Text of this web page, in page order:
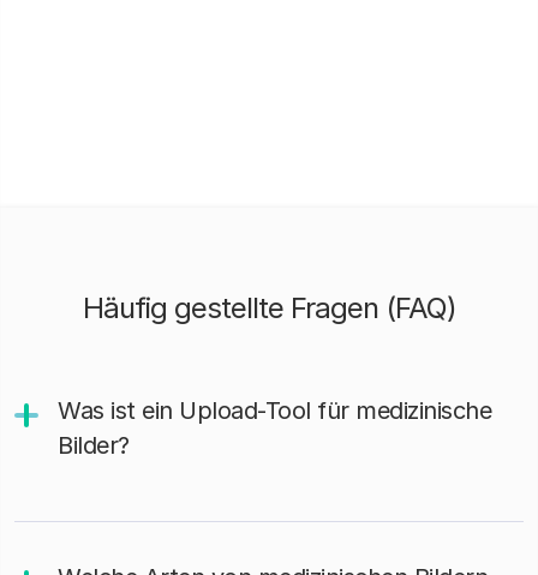
Häufig gestellte Fragen (FAQ)
Was ist ein Upload-Tool für medizinische
Bilder?